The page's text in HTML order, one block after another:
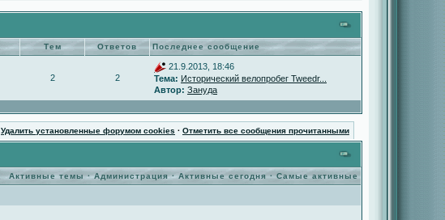
Тем Ответов Последнее сообщение
2 2
21.9.2013, 18:46
Тема: Исторический велопробег Tweedr...
Автор: Зануда
Удалить установленные форумом cookies · Отметить все сообщения прочитанными
Активные темы·Администрация·Активные сегодня · Самые активные